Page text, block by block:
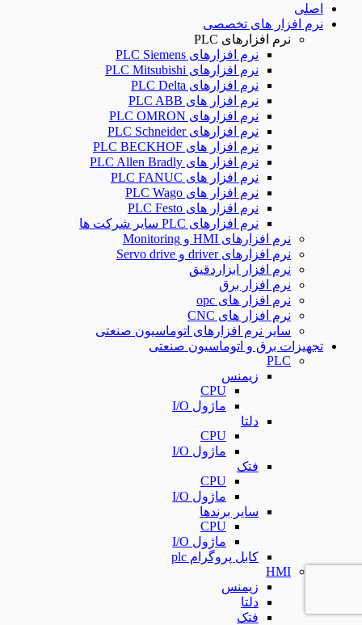
اصلی
نرم افزار های تخصصی
نرم افزارهای PLC
نرم افزارهای PLC Siemens
نرم افزارهای PLC Mitsubishi
نرم‌ افزارهای PLC Delta
نرم افزار های PLC ABB
نرم افزارهای PLC OMRON
نرم افزارهای PLC Schneider
نرم افزار های PLC BECKHOF
نرم افزار های PLC Allen Bradly
نرم افزار های PLC FANUC
نرم افزار های PLC Wago
نرم افزار های PLC Festo
نرم افزارهای PLC سایر شرکت ها
نرم افزارهای HMI و Monitoring
نرم افزارهای driver و Servo drive
نرم افزار ابزاردقیق
نرم افزار برق
نرم افزار های opc
نرم افزار های CNC
سایر نرم افزارهای اتوماسیون صنعتی
تجهیزات برق و اتوماسیون صنعتی
PLC
زیمنس
CPU
ماژول I/O
دلتا
CPU
ماژول I/O
فتک
CPU
ماژول I/O
سایر برندها
CPU
ماژول I/O
کابل پروگرام plc
HMI
زیمنس
دلتا
فتک